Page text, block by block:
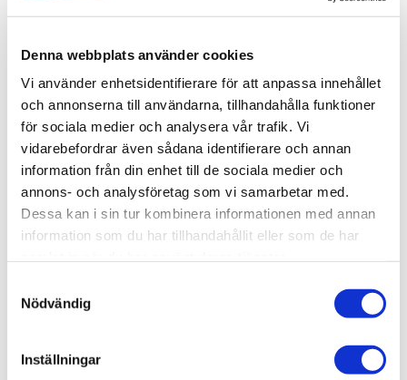
Denna webbplats använder cookies
Vi använder enhetsidentifierare för att anpassa innehållet
och annonserna till användarna, tillhandahålla funktioner
för sociala medier och analysera vår trafik. Vi
vidarebefordrar även sådana identifierare och annan
information från din enhet till de sociala medier och
annons- och analysföretag som vi samarbetar med.
Dessa kan i sin tur kombinera informationen med annan
information som du har tillhandahållit eller som de har
Nödvändig
Inställningar
Art.Nr 82-60019-4340-2
EAN 7340127131472
Höjd (mm)
220 mm
RSK
82-60019-4340-2
Storlek Diameter: 550-200 mm.
Varumärke Artwood
Visa fler(3 mer)
SKU / artikelnummer: 82-60019-4340-2-AW
Relaterade kategorier
Hem & inredning / Belysning /
Bordslam